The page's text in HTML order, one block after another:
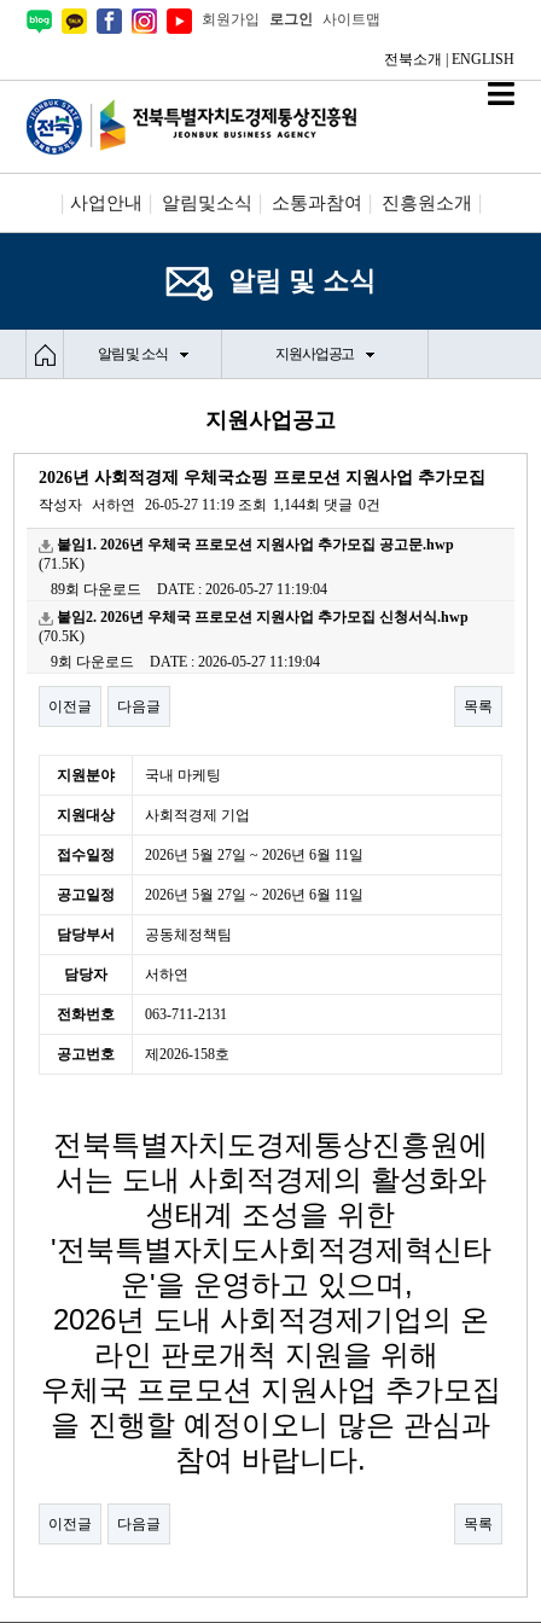
회원가입 로그인 사이트맵
전북소개 ENGLISH
사업안내 알림및소식 소통과참여 진흥원소개
알림 및 소식
알림 및 소식 지원사업공고
지원사업공고
2026년 사회적경제 우체국쇼핑 프로모션 지원사업 추가모집
작성자 서하연 26-05-27 11:19 조회 1,144회 댓글 0건
붙임1. 2026년 우체국 프로모션 지원사업 추가모집 공고문.hwp
(71.5K)
89회 다운로드
DATE : 2026-05-27 11:19:04
붙임2. 2026년 우체국 프로모션 지원사업 추가모집 신청서식.hwp
(70.5K)
9회 다운로드
DATE : 2026-05-27 11:19:04
이전글 다음글 목록
본문
지원분야 국내 마케팅
지원대상 사회적경제 기업
접수일정 2026년 5월 27일 ~ 2026년 6월 11일
공고일정 2026년 5월 27일 ~ 2026년 6월 11일
담당부서 공동체정책팀
담당자 서하연
전화번호 063-711-2131
공고번호 제2026-158호
전북특별자치도경제통상진흥원에
서는 도내 사회적경제의 활성화와
생태계 조성을 위한
'전북특별자치도사회적경제혁신타
운'을 운영하고 있으며,
2026년 도내 사회적경제기업의 온
라인 판로개척 지원을 위해
우체국 프로모션 지원사업 추가모집
을 진행할 예정이오니 많은 관심과
참여 바랍니다.
이전글 다음글 목록